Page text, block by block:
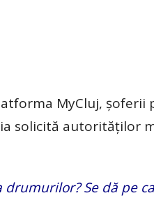
MyCluj, șoferii
solicită autorităților
Se dă pe